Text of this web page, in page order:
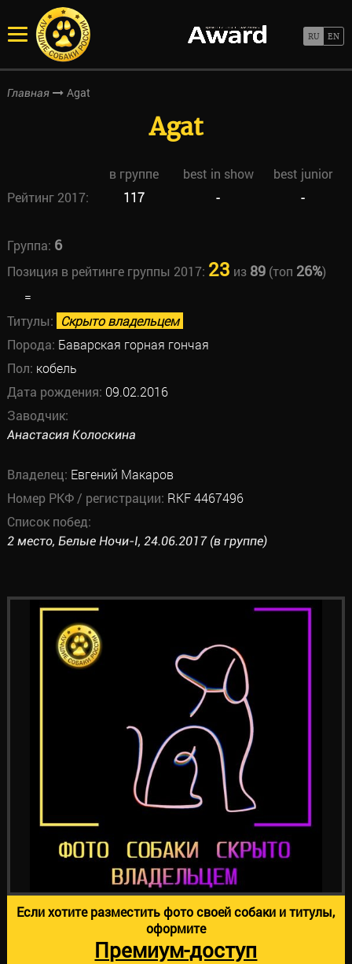
Главная Agat
Agat
в группе best in show
best junior
Рейтинг 2017:
117 - -
Группа: 6
Позиция в рейтинге группы 2017: 23 из 89(топ 26%)
=
Титулы: Скрыто владельцем
Порода: Баварская горная гончая
Пол: кобель
Дата рождения: 09.02.2016
Заводчик:
Анастасия Колоскина
Владелец: Евгений Макаров
Номер РКФ / регистрации: RKF 4467496
Список побед:
2 место, Белые Ночи-I, 24.06.2017 (в группе)
Если хотите разместить фото своей собаки и титулы,
оформите
Премиум-доступ